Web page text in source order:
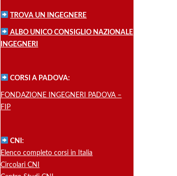
TROVA UN INGEGNERE
ALBO UNICO CONSIGLIO NAZIONALE
INGEGNERI
CORSI A PADOVA:
FONDAZIONE INGEGNERI PADOVA –
FIP
CNI:
Elenco completo corsi in Italia
Circolari CNI